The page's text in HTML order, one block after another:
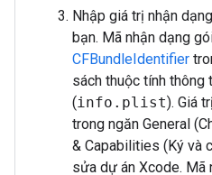
Nhập giá trị nhận
bạn. Mã nhận dạng
CFBundleIdentifier
sách thuộc tính thông
(info.plist). Giá
trong ngăn General
& Capabilities (Ký và
sửa dự án Xcode. Mã